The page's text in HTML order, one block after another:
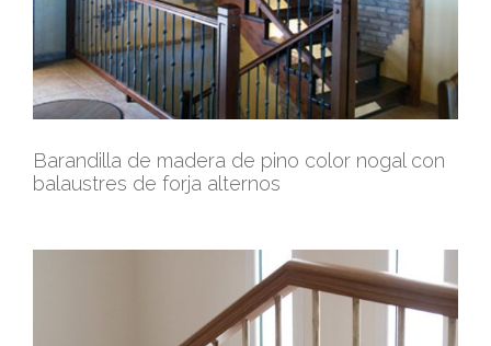
Barandilla de madera de pino color nogal con
balaustres de forja alternos